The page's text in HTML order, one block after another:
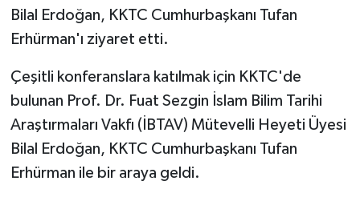
Bilal Erdoğan, KKTC Cumhurbaşkanı Tufan
Erhürman'ı ziyaret etti.
Çeşitli konferanslara katılmak için KKTC'de
bulunan Prof. Dr. Fuat Sezgin İslam Bilim Tarihi
Araştırmaları Vakfı (İBTAV) Mütevelli Heyeti Üyesi
Bilal Erdoğan, KKTC Cumhurbaşkanı Tufan
Erhürman ile bir araya geldi.